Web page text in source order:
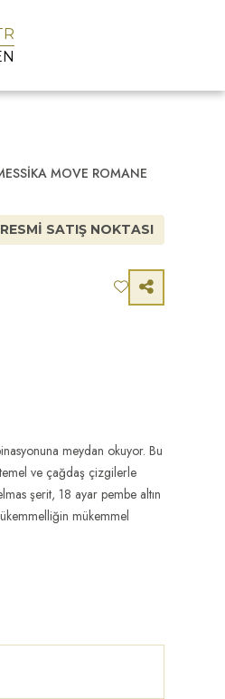
MOVE ROMANE
RESMİ SATIŞ NOKTASI
meydan okuyor. Bu
ve çağdaş çizgilerle
şerit, 18 ayar pembe altın
mükemmel